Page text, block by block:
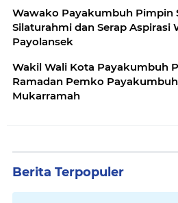
Wawako Payakumbuh Pimpin
Silaturahmi dan Serap Aspirasi
Payolansek
Wakil Wali Kota Payakumbuh
Ramadan Pemko
Mukarramah
Berita Terpopuler